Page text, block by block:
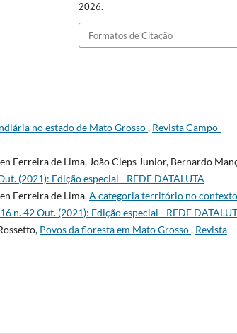
2026.
Formatos de Citação
no estado de Mato Grosso, Revista Campo-
Ferreira de Lima, João Cleps Junior, Bernardo
(2021): Edição especial - REDE DATALUTA
Ferreira de Lima,A categoria território no
n. 42 Out. (2021): Edição especial - REDE
Povos da floresta em Mato Grosso, Revista